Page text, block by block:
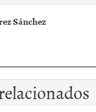
Sánchez